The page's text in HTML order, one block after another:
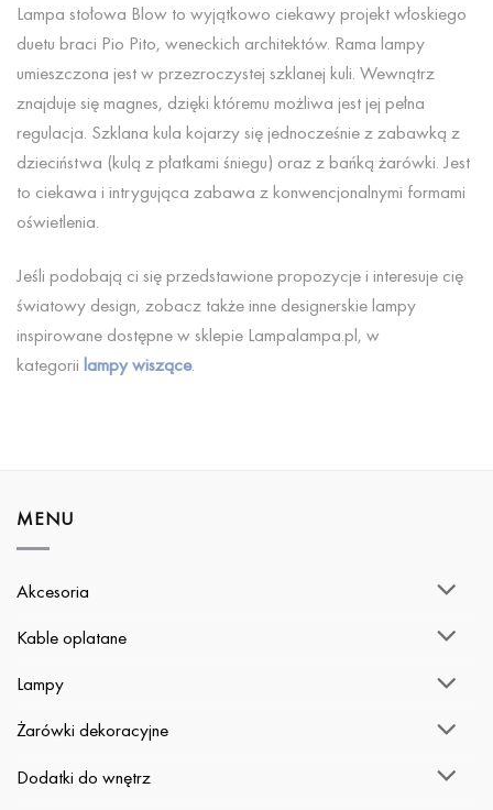
Lampa stołowa Blow to wyjątkowo ciekawy projekt włoskiego
duetu braci Pio Pito, weneckich architektów. Rama lampy
umieszczona jest w przezroczystej szklanej kuli. Wewnątrz
znajduje się magnes, dzięki któremu możliwa jest jej pełna
regulacja. Szklana kula kojarzy się jednocześnie z zabawką z
dzieciństwa (kulą z płatkami śniegu) oraz z bańką żarówki. Jest
to ciekawa i intrygująca zabawa z konwencjonalnymi formami
oświetlenia.
Jeśli podobają ci się przedstawione propozycje i interesuje cię
światowy design, zobacz także inne designerskie lampy
inspirowane dostępne w sklepie Lampalampa.pl, w
kategorii lampy wiszące.
MENU
Akcesoria
Kable oplatane
Lampy
Żarówki dekoracyjne
Dodatki do wnętrz